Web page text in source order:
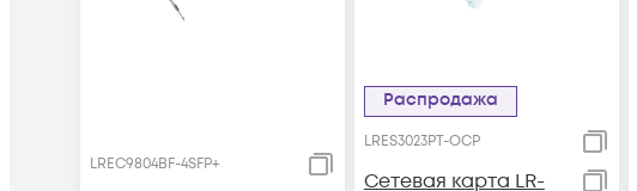
LREC9804BF-4SFP+
Распродажа
LRES3023PT-OCP
Сетевая карта LR-